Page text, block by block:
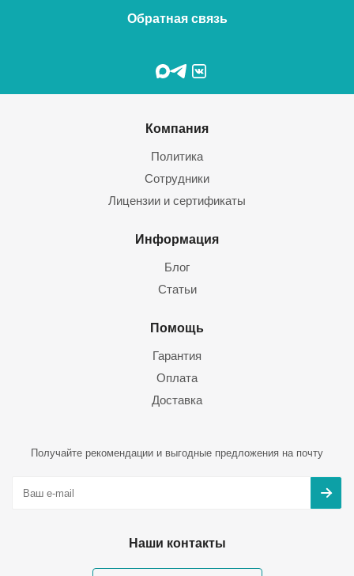
Обратная связь
Компания
Политика
Сотрудники
Лицензии и сертификаты
Информация
Блог
Статьи
Помощь
Гарантия
Оплата
Доставка
Получайте рекомендации и выгодные предложения на почту
Наши контакты